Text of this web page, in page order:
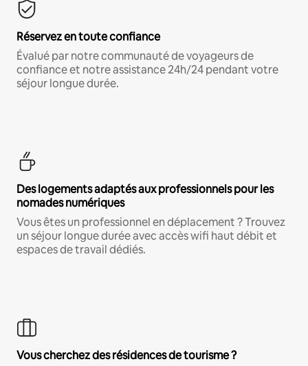
Réservez en toute confiance
Évalué par notre communauté de voyageurs de
confiance et notre assistance 24h/24 pendant votre
séjour longue durée.
Des logements adaptés aux professionnels pour les
nomades numériques
Vous êtes un professionnel en déplacement ? Trouvez
un séjour longue durée avec accès wifi haut débit et
espaces de travail dédiés.
Vous cherchez des résidences de tourisme ?